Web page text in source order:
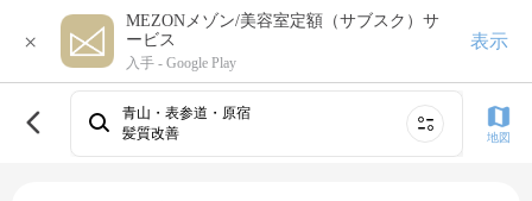
×
MEZONメゾン/美容室定額（サブスク）サ
ービス
入手 - Google Play
表示
青山・表参道・原宿
髪質改善
地図